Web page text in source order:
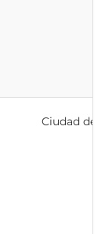
Ciudad de